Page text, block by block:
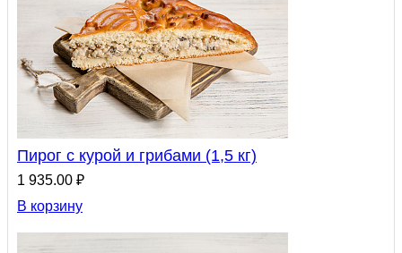
Пирог с курой и грибами (1,5 кг)
1 935.00 ₽
В корзину